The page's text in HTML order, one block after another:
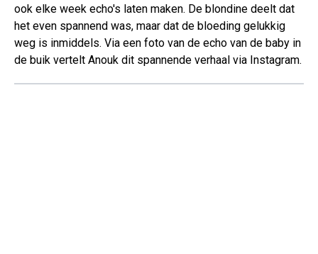
ook elke week echo's laten maken. De blondine deelt dat
het even spannend was, maar dat de bloeding gelukkig
weg is inmiddels. Via een foto van de echo van de baby in
de buik vertelt Anouk dit spannende verhaal via Instagram.